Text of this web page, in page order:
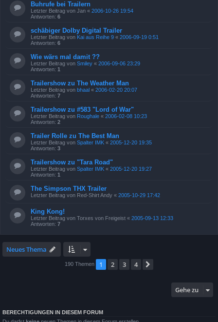
Buhrufe bei Trailern
Letzter Beitrag von Jan « 2006-10-26 19:54
Antworten: 6
schäbiger Dolby Digital Trailer
Letzter Beitrag von Kai aus Reihe 9 « 2006-09-19 0:51
Antworten: 6
Wie wärs mal damit ??
Letzter Beitrag von Smiley « 2006-09-06 23:29
Antworten: 1
Trailershow zu The Weather Man
Letzter Beitrag von bhaal « 2006-02-20 20:07
Antworten: 7
Trailershow zu #583 "Lord of War"
Letzter Beitrag von Roughale « 2006-02-08 10:23
Antworten: 2
Trailer Rolle zu The Best Man
Letzter Beitrag von Spalter IMK « 2005-12-20 19:35
Antworten: 3
Trailershow zu "Tara Road"
Letzter Beitrag von Spalter IMK « 2005-12-20 19:27
Antworten: 1
The Simpson THX Trailer
Letzter Beitrag von Red-Shirt Andy « 2005-10-29 17:42
King Kong!
Letzter Beitrag von Torxes von Freigeist « 2005-09-13 12:33
Antworten: 7
Neues Thema
190 Themen 1 2 3 4
Gehe zu
BERECHTIGUNGEN IN DIESEM FORUM